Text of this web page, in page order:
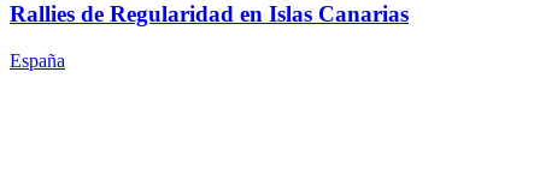
Rallies de Regularidad en Islas Canarias
España